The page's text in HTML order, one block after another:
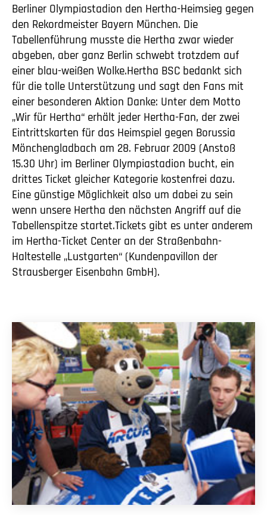
Berliner Olympiastadion den Hertha-Heimsieg gegen
den Rekordmeister Bayern München. Die
Tabellenführung musste die Hertha zwar wieder
abgeben, aber ganz Berlin schwebt trotzdem auf
einer blau-weißen Wolke.Hertha BSC bedankt sich
für die tolle Unterstützung und sagt den Fans mit
einer besonderen Aktion Danke: Unter dem Motto
„Wir für Hertha“ erhält jeder Hertha-Fan, der zwei
Eintrittskarten für das Heimspiel gegen Borussia
Mönchengladbach am 28. Februar 2009 (Anstoß
15.30 Uhr) im Berliner Olympiastadion bucht, ein
drittes Ticket gleicher Kategorie kostenfrei dazu.
Eine günstige Möglichkeit also um dabei zu sein
wenn unsere Hertha den nächsten Angriff auf die
Tabellenspitze startet.Tickets gibt es unter anderem
im Hertha-Ticket Center an der Straßenbahn-
Haltestelle „Lustgarten“ (Kundenpavillon der
Strausberger Eisenbahn GmbH).